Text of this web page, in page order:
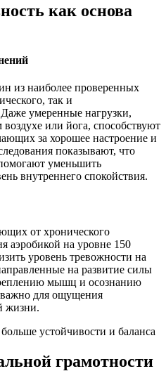
как основа
из наиболее проверенных
так и
Даже умеренные нагрузки,
или йога, способствуют
за хорошее настроение и
показывают, что
уменьшить
внутреннего спокойствия.
от хронического
аэробикой на уровне 150
уровень тревожности на
на развитие силы
мышц и осознанию
важно для ощущения
жизни.
грамотности